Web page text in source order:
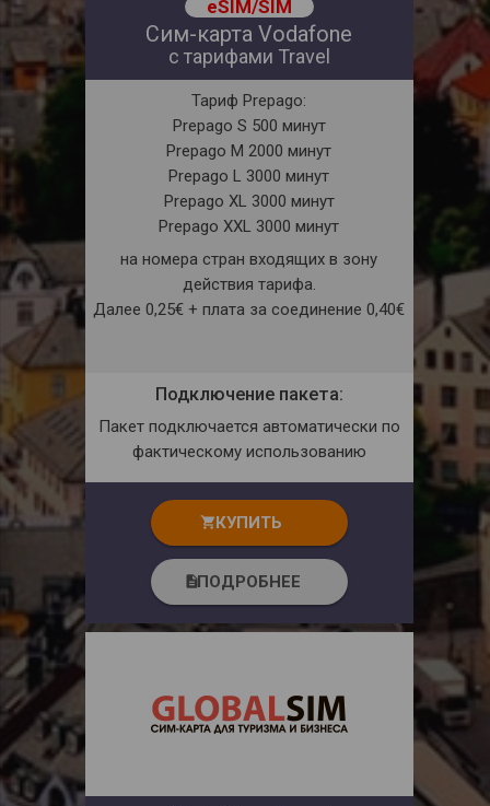
eSIM/SIM
Сим-карта Vodafone
с тарифами Travel
Тариф Prepago:
Prepago S 500 минут
Prepago M 2000 минут
Prepago L 3000 минут
Prepago XL 3000 минут
Prepago XXL 3000 минут
на номера стран входящих в зону
действия тарифа.
Далее 0,25€ + плата за соединение 0,40€
Подключение пакета:
Пакет подключается автоматически по
фактическому использованию
shopping_cartКУПИТЬ
descriptionПОДРОБНЕЕ